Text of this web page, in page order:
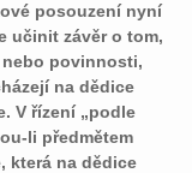
posouzení nyní
učinit závěr o tom,
nebo povinnosti,
na dědice
V řízení „podle
li předmětem
která na dědice